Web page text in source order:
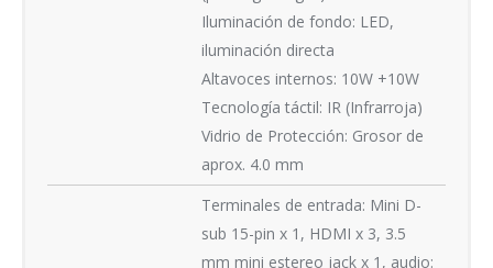
Iluminación de fondo: LED,
iluminación directa
Altavoces internos: 10W +10W
Tecnología táctil: IR (Infrarroja)
Vidrio de Protección: Grosor de
aprox. 4.0 mm
Terminales de entrada: Mini D-
sub 15-pin x 1, HDMI x 3, 3.5
mm mini estereo jack x 1, audio: